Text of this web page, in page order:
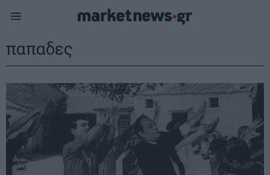
παπαδες